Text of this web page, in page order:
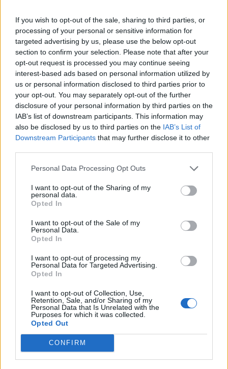
If you wish to opt-out of the sale, sharing to third parties, or
processing of your personal or sensitive information for
targeted advertising by us, please use the below opt-out
section to confirm your selection. Please note that after your
opt-out request is processed you may continue seeing
interest-based ads based on personal information utilized by
us or personal information disclosed to third parties prior to
your opt-out. You may separately opt-out of the further
disclosure of your personal information by third parties on the
IAB’s list of downstream participants. This information may
also be disclosed by us to third parties on the IAB’s List of
Downstream Participants that may further disclose it to other
Personal Data Processing Opt Outs
I want to opt-out of the Sharing of my
personal data.
Opted In
I want to opt-out of the Sale of my
Personal Data.
Opted In
I want to opt-out of processing my
Personal Data for Targeted Advertising.
Opted In
I want to opt-out of Collection, Use,
Retention, Sale, and/or Sharing of my
Personal Data that Is Unrelated with the
Purposes for which it was collected.
Opted Out
CONFIRM
που αναφέρονται στο άρθρο 130 του ν.4926/2022
(πρόσωπα που κατοικούν ή εργάζονται στις περιοχές του
άρθρου 129, αποκλειστικά για την μετακίνηση τους από
και προς την κατοικία ή εργασία τους, καθώς και
πρόσωπα που μετακινούνται εντός του οδικού δικτύου),
εντός των κάτωθι δασών, δασικών εκτάσεων, πάρκων και
αλσών, μεταξύ άλλων σε:
Κομοτηνής.
2. Δασύλλιο Μέσης, στην παραλιακή ζώνη Μέσης του
Δήμου Κομοτηνής.
ΠΟΛΙΤΙΚΗ ΠΡΟΣΤΑΣΙΑ ΧΑΡΤΗΣ ΕΠΙΚΙΝΔΥΝΟΤΗΤΑΣ
https://civilprotection.gov.gr/arxeio-imerision-xartwn
ΠΟΛΙΤΙΚΗ ΠΡΟΣΤΑΣΙΑ ΟΔΗΓΙΕΣ
pyrkagies
ΠΟΛΙΤΙΚΗ ΠΡΟΣΤΑΣΙΑ ΔΗΜΟΥ ΚΟΜΟΤΗΝΗΣ
https://komotini.gr/dioikisi-kai-ilektroniki-
diakybernisi/politiki-prostasia